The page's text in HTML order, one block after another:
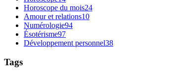
Horoscope du mois24
Amour et relations10
Numérologie94
Ésotérisme97
Développement personnel38
Tags